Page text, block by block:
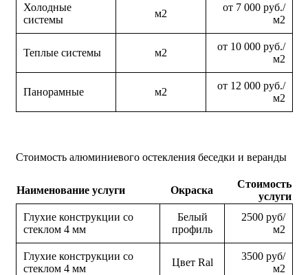
Холодные
системы
м2
от 7 000 руб./
м2
Теплые системы м2
от 10 000 руб./
м2
Панорамные м2
от 12 000 руб./
м2
Стоимость алюминиевого остекления беседки и веранды
Наименование услуги Окраска
Стоимость
услуги
Глухие конструкции со
стеклом 4 мм
Белый
профиль
2500 руб/
м2
Глухие конструкции со
стеклом 4 мм
Цвет Ral
3500 руб/
м2